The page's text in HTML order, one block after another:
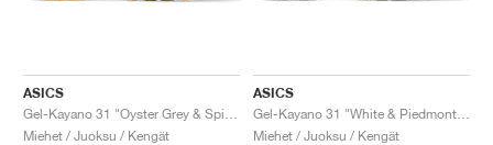
ASICS
Miehet / Juoksu / Kengät
ASICS
Miehet / Juoksu / Kengät